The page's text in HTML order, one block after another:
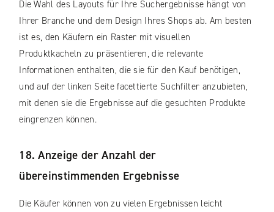
Die Wahl des Layouts für Ihre Suchergebnisse hängt von
Ihrer Branche und dem Design Ihres Shops ab. Am besten
ist es, den Käufern ein Raster mit visuellen
Produktkacheln zu präsentieren, die relevante
Informationen enthalten, die sie für den Kauf benötigen,
und auf der linken Seite facettierte Suchfilter anzubieten,
mit denen sie die Ergebnisse auf die gesuchten Produkte
eingrenzen können.
18. Anzeige der Anzahl der
übereinstimmenden Ergebnisse
Die Käufer können von zu vielen Ergebnissen leicht